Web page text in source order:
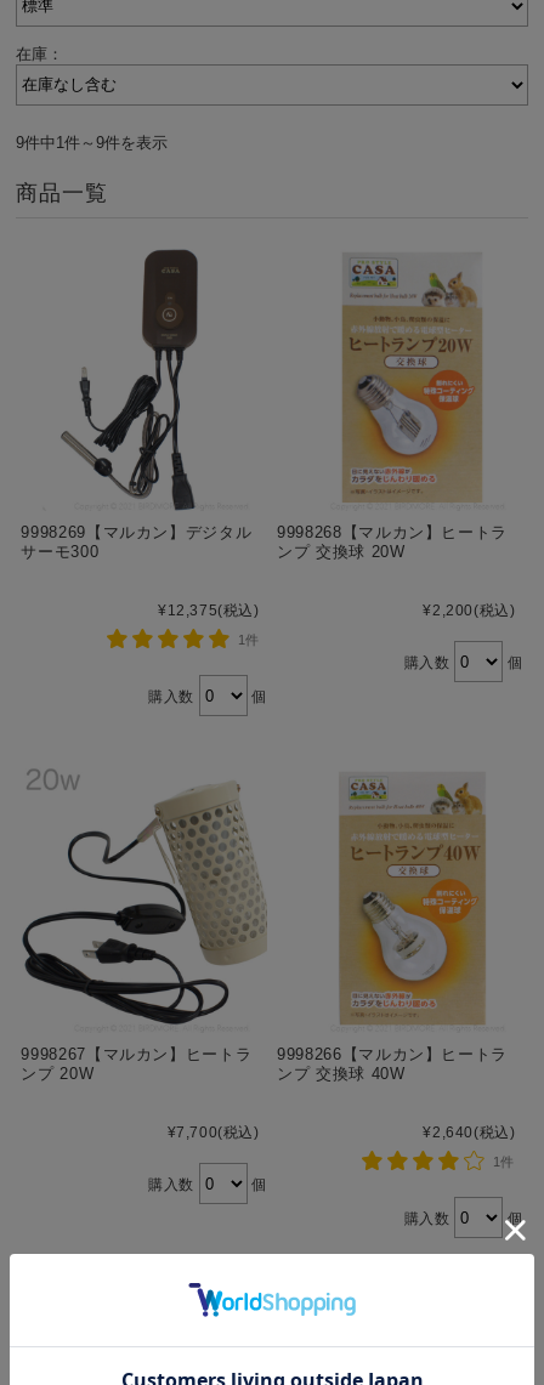
在庫：
9件中1件～9件を表示
商品一覧
9998269【マルカン】デジタル
サーモ300
¥12,375(税込)
1件
購入数 個
9998268【マルカン】ヒートラ
ンプ 交換球 20W
¥2,200(税込)
購入数 個
9998267【マルカン】ヒートラ
ンプ 20W
¥7,700(税込)
購入数 個
9998266【マルカン】ヒートラ
ンプ 交換球 40W
¥2,640(税込)
1件
購入数 個